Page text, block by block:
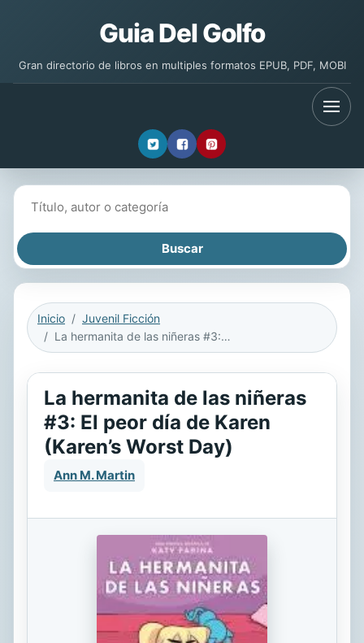
Guia Del Golfo
Gran directorio de libros en multiples formatos EPUB, PDF, MOBI
Inicio
Juvenil Ficción
La hermanita de las niñeras #3: El peor día de Karen (Karen’s Worst Day)
La hermanita de las niñeras
#3: El peor día de Karen
(Karen’s Worst Day)
Ann M. Martin